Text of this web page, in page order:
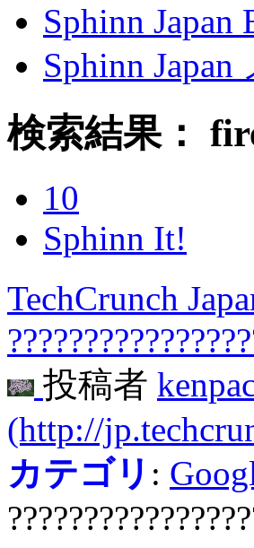
Sphinn Japan
Sphinn
検索結果：
10
Sphinn It!
TechCrunch
投稿者
(http://
カテゴリ :